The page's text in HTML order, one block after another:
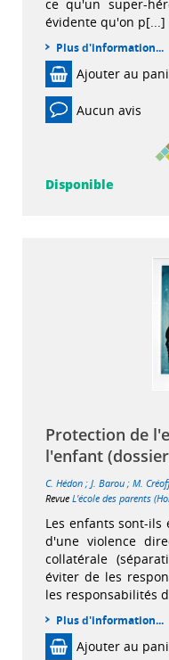
ce qu'un super-
évidente qu'on p[...]
Plus d'information...
Ajouter au
Aucun avis
Disponible
Protection de
l'enfant
C. Hédon ; J. Barou ; M.
Revue L'école des parents
Les enfants sont-ils
d'une violence
collatérale
éviter de les
les responsabilités
Plus d'information...
Ajouter au